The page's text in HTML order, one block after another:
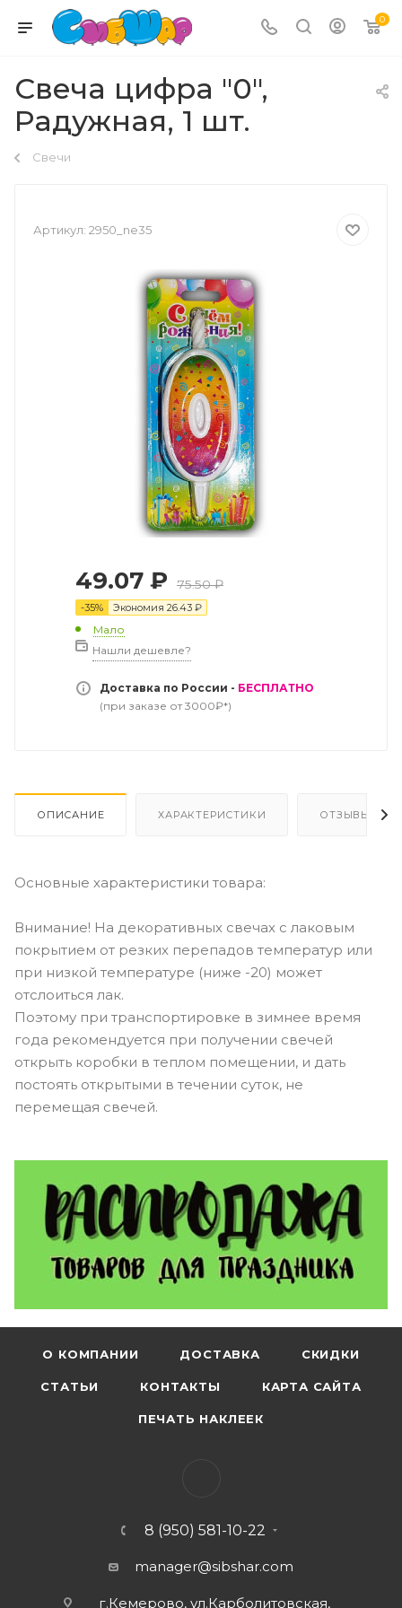
0
Свеча цифра "0",
Радужная, 1 шт.
Свечи
Артикул: 2950_ne35
49.07 ₽ 75.50₽
-35% Экономия 26.43 ₽
Мало
Нашли дешевле?
Доставка по России - БЕСПЛАТНО
(при заказе от 3000₽*)
ОПИСАНИЕ ХАРАКТЕРИСТИКИ ОТЗЫВЫ
Основные характеристики товара:
Внимание! На декоративных свечах с лаковым
покрытием от резких перепадов температур или
при низкой температуре (ниже -20) может
отслоиться лак.
Поэтому при транспортировке в зимнее время
года рекомендуется при получении свечей
открыть коробки в теплом помещении, и дать
постоять открытыми в течении суток, не
перемещая свечей.
О КОМПАНИИ ДОСТАВКА СКИДКИ
СТАТЬИ КОНТАКТЫ КАРТА САЙТА
ПЕЧАТЬ НАКЛЕЕК
8 (950) 581-10-22
manager@sibshar.com
г.Кемерово, ул.Карболитовская,